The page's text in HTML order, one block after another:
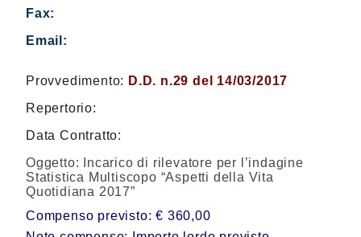
Fax:
Email:
Provvedimento: D.D. n.29 del 14/03/2017
Repertorio:
Data Contratto:
Oggetto:
Incarico di rilevatore per l’indagine
Statistica Multiscopo “Aspetti della Vita
Quotidiana 2017”
Compenso previsto: € 360,00